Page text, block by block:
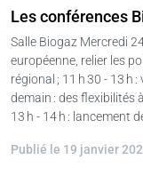
Les conférences
Salle Biogaz Mercredi
européenne, relier les
régional ; 11 h 30 - 13 h
demain : des flexibilités
13 h - 14 h : lancement
Publié le 19 janvier